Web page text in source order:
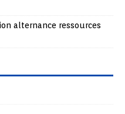
alternance ressources